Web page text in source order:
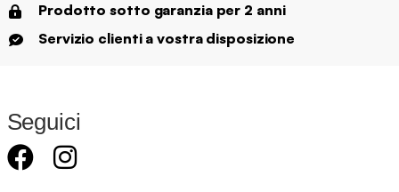
Prodotto sotto garanzia per 2 anni
Servizio clienti a vostra disposizione
Seguici